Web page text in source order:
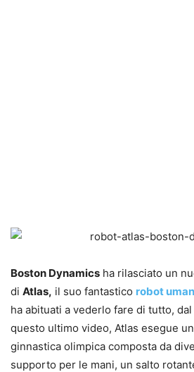
Boston Dynamics ha rilasciato un
di Atlas, il suo fantastico robot
ha abituati a vederlo fare di tutto,
questo ultimo video, Atlas esegue
ginnastica olimpica composta da
supporto per le mani, un salto